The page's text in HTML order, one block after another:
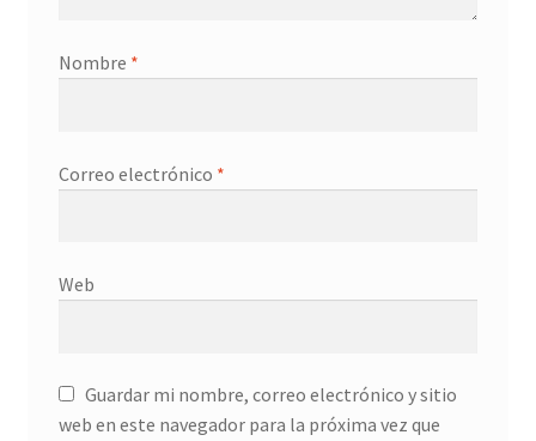
Nombre *
Correo electrónico *
Web
Guardar mi nombre, correo electrónico y sitio
web en este navegador para la próxima vez que